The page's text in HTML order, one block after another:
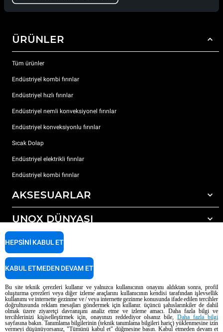
ÜRÜNLER
Tüm ürünler
Endüstriyel kombi fırınlar
Endüstriyel hızlı fırınlar
Endüstriyel nemli konveksiyonel fırınlar
Endüstriyel konveksiyonlu fırınlar
Sıcak Dolap
Endüstriyel elektrikli fırınlar
Endüstriyel kombi fırınlar
AKSESUARLAR
Tüm aksesuarlar
Otomatik yıkama için deterjanlar
Elle yıkama için deterjanlar
Reçine filtrelerle su arıtma
UNOX DÜNYASI
Dünyadaki ofislerimizx
DESTEK
Unox garanti
Servis Bulucu
Telif Hakkı 2026 UNOX SpA Tüm hakları saklıdır. Reg. Imp. Padova n °
04230750285 - REA Padova 372835 - Dünya Topluluğu 5.000.000 € iv - P.IVA
AI Content Disclaimer Privacy policy Cookie policy
Bu site teknik çerezleri kullanır ve yalnızca kullanıcının onayını aldıktan sonra, profil
oluşturma çerezleri veya diğer izleme araçlarını kullanıcının kendisi tarafından işlevsellik
kullanımı ve internette gezinme ve / veya internette gezinme konusunda ifade edilen tercihler
doğrultusunda reklam mesajları göndermek için kullanır. üçüncü şahıslarınkiler de dahil
olmak üzere ziyaretçi davranışını analiz etme ve izleme amacı. Daha fazla bilgi ve
tercihlerinizi kişiselleştirmek için, onayınızı reddediyor olsanız bile,Daha fazla bilgi
sayfasına bakın. Tanımlama bilgilerinin (teknik tanımlama bilgileri hariç) yüklenmesine izin
vermeyi düşünüyorsanız, "Tümünü kabul et" düğmesine basın. Kabul etmeden devam et
HEPSINI KABUL ET
KABUL ETMEDEN DEVAM ET